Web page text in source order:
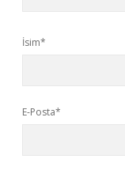
İsim*
E-Posta*